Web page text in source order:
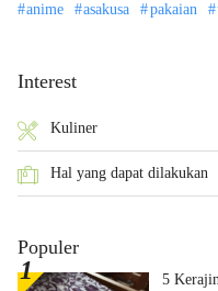
anime asakusa pakaian
Interest
Kuliner
Hal yang dapat dilakukan
Populer
5